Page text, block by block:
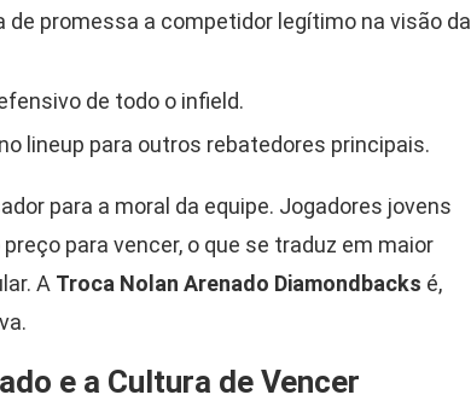
de promessa a competidor legítimo na visão da
de todo o infield.
lineup para outros rebatedores principais.
para a moral da equipe. Jogadores jovens
para vencer, o que se traduz em maior
A Troca Nolan Arenado Diamondbacks é,
e a Cultura de Vencer